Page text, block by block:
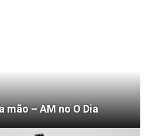
mão – AM no O Dia